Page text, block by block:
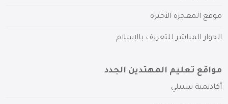
موقع المعجزة الأخيرة
الحوار المباشر للتعريف بالإسلام
مواقع تعليم المهتدين الجدد
أكاديمية سبيلي